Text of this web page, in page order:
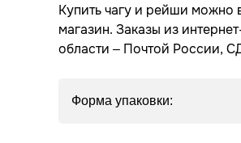
Купить чагу и рейши можно
магазин. Заказы из
области – Почтой России,
Форма упаковки: